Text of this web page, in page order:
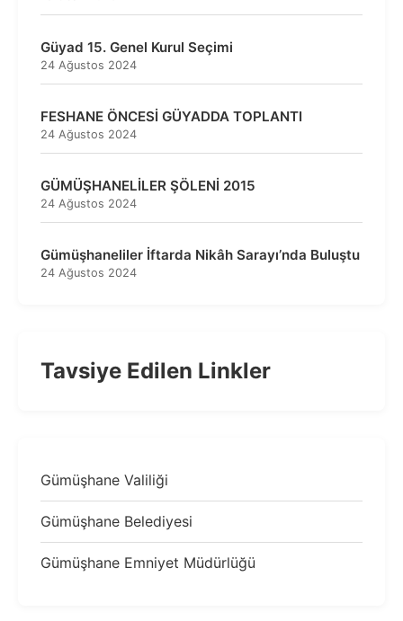
Güyad 15. Genel Kurul Seçimi
24 Ağustos 2024
FESHANE ÖNCESİ GÜYADDA TOPLANTI
24 Ağustos 2024
GÜMÜŞHANELİLER ŞÖLENİ 2015
24 Ağustos 2024
Gümüşhaneliler İftarda Nikâh Sarayı’nda Buluştu
24 Ağustos 2024
Tavsiye Edilen Linkler
Gümüşhane Valiliği
Gümüşhane Belediyesi
Gümüşhane Emniyet Müdürlüğü